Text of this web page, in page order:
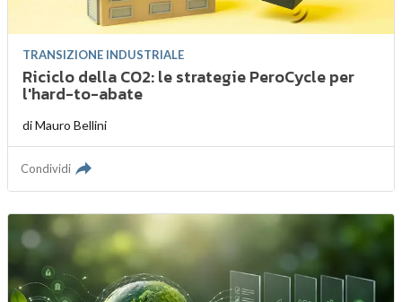
TRANSIZIONE INDUSTRIALE
Riciclo della CO2: le strategie PeroCycle per
l'hard-to-abate
diMauro Bellini
Condividi